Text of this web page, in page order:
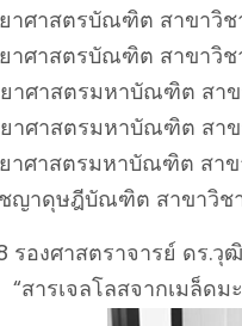
ศาสตรบัณฑิต สาขาวิช
ศาสตรบัณฑิต สาขาวิช
ศาสตรมหาบัณฑิต สาข
ศาสตรมหาบัณฑิต สาข
ศาสตรมหาบัณฑิต สาข
าดุษฎีบัณฑิต สาขาวิชา
รองศาสตราจารย์ ดร.วุ
สารเจลโลสจากเมล็ด